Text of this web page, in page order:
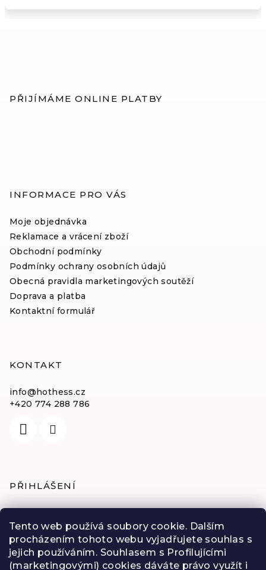
Tento web používá soubory cookie. Dalším
procházením tohoto webu vyjadřujete souhlas s
jejich používáním. Souhlasem s Profilujícími
(marketingovými) cookies dáváte právo využít i
PŘIJÍMÁME ONLINE PLATBY
INFORMACE PRO VÁS
Moje objednávka
Reklamace a vrácení zboží
Obchodní podmínky
Podmínky ochrany osobních údajů
Obecná pravidla marketingových soutěží
Doprava a platba
Kontaktní formulář
KONTAKT
info@hothess.cz
+420 774 288 786
PŘIHLÁŠENÍ
Heslo